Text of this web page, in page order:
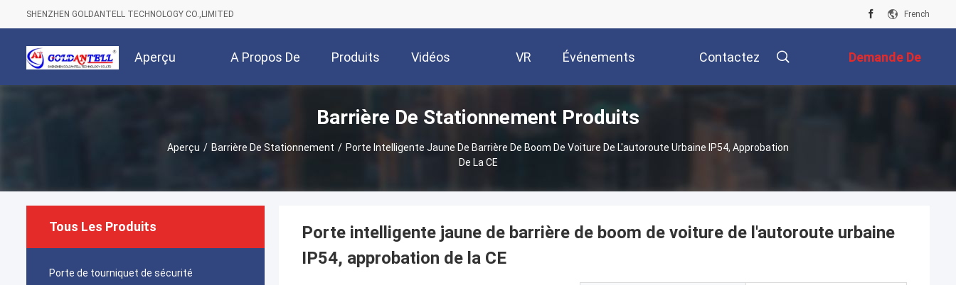
SHENZHEN GOLDANTELL TECHNOLOGY CO.,LIMITED French
Aperçu A Propos De Produits Vidéos VR
Show
Événements Contactez Demande De
Soumission
Barrière De Stationnement Produits
Aperçu / Barrière De Stationnement / Porte Intelligente Jaune De Barrière De Boom De Voiture De L'autoroute Urbaine IP54, Approbation
De La CE
Tous Les Produits
Porte de tourniquet de sécurité
Porte intelligente jaune de barrière de boom de voiture de l'autoroute urbaine
IP54, approbation de la CE